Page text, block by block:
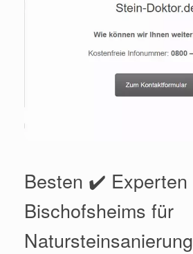
Besten ✔️ Experten
Bischofsheims für